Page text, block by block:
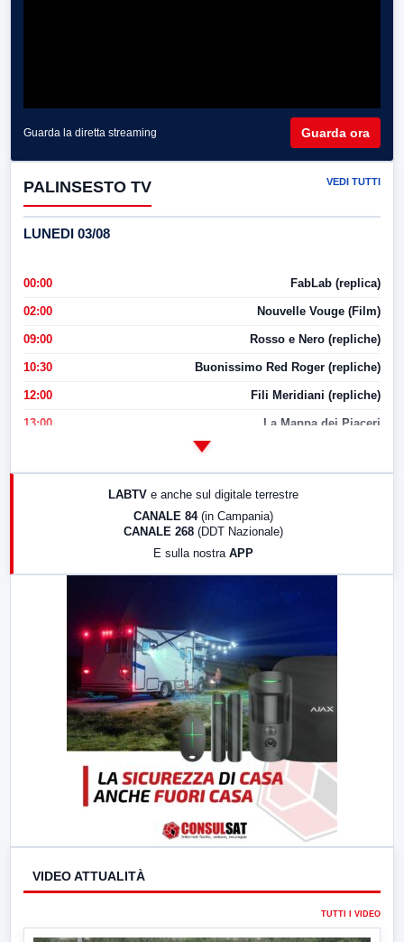
Guarda la diretta streaming Guarda ora
PALINSESTO TV VEDI TUTTI
LUNEDI 03/08
00:00 FabLab (replica)
02:00 Nouvelle Vouge (Film)
09:00 Rosso e Nero (repliche)
10:30 Buonissimo Red Roger (repliche)
12:00 Fili Meridiani (repliche)
13:00 La Mappa dei Piaceri
LABTV e anche sul digitale terrestre
CANALE 84 (in Campania)
CANALE 268 (DDT Nazionale)
E sulla nostra APP
VIDEO ATTUALITÀ
TUTTI I VIDEO